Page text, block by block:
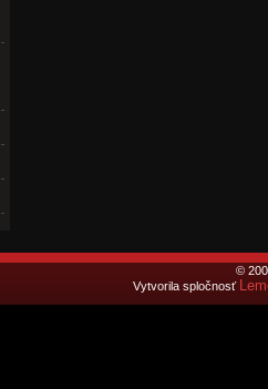
©
Vytvorila spločnosť